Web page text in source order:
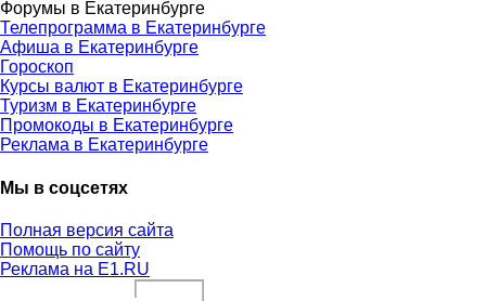
Форумы в Екатеринбурге
Телепрограмма в Екатеринбурге
Афиша в Екатеринбурге
Гороскоп
Курсы валют в Екатеринбурге
Туризм в Екатеринбурге
Промокоды в Екатеринбурге
Реклама в Екатеринбурге
Мы в соцсетях
Полная версия сайта
Помощь по сайту
Реклама на E1.RU